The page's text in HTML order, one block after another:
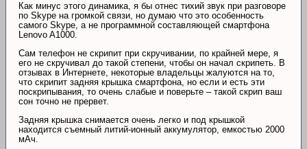
Как минус этого динамика, я бы отнес тихий звук при разговоре
по Skype на громкой связи, но думаю что это особенность
самого Skype, а не программной составляющей смартфона
Lenovo A1000.
Сам телефон не скрипит при скручивании, по крайней мере, я
его не скручивал до такой степени, чтобы он начал скрипеть. В
отзывах в Интернете, некоторые владельцы жалуются на то,
что скрипит задняя крышка смартфона, но если и есть эти
поскрипывания, то очень слабые и поверьте – такой скрип ваш
сон точно не прервет.
Задняя крышка снимается очень легко и под крышкой
находится съемный литий-ионный аккумулятор, емкостью 2000
мАч.